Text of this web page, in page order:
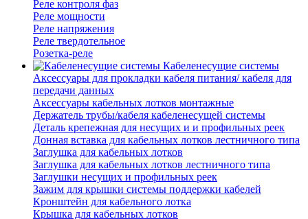
Реле контроля фаз
Реле мощности
Реле напряжения
Реле твердотельное
Розетка-реле
Кабеленесущие системы
Аксессуары для прокладки кабеля питания/ кабеля для
передачи данных
Аксессуары кабельных лотков монтажные
Держатель трубы/кабеля кабеленесущей системы
Деталь крепежная для несущих и и профильных реек
Донная вставка для кабельных лотков лестничного типа
Заглушка для кабельных лотков
Заглушка для кабельных лотков лестничного типа
Заглушки несущих и профильных реек
Зажим для крышки системы поддержки кабелей
Кронштейн для кабельного лотка
Крышка для кабельных лотков